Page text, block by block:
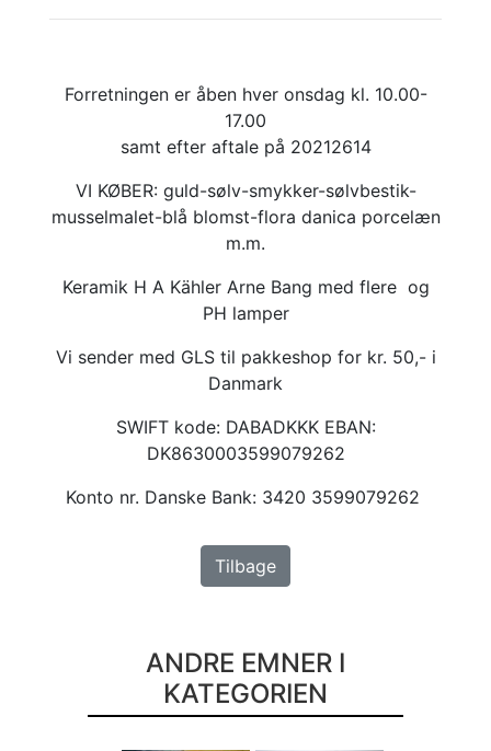
Forretningen er åben hver onsdag kl. 10.00-
17.00
samt efter aftale på 20212614
VI KØBER: guld-sølv-smykker-sølvbestik-
musselmalet-blå blomst-flora danica porcelæn
m.m.
Keramik H A Kähler Arne Bang med flere og
PH lamper
Vi sender med GLS til pakkeshop for kr. 50,- i
Danmark
SWIFT kode: DABADKKK EBAN:
DK8630003599079262
Konto nr. Danske Bank: 3420 3599079262
Tilbage
ANDRE EMNER I
KATEGORIEN